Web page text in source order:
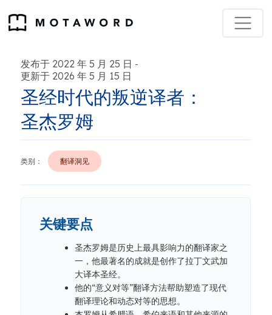
发布于 2022 年 5 月 25 日 -
更新于 2026 年 5 月 15 日
圣经时代的叛逆译者：
圣杰罗姆
类别： 翻译洞见
关键要点
圣杰罗姆是历史上最具影响力的翻译家之
一，他最著名的成就是创作了拉丁文武加
大译本圣经。
他的“意义对等”翻译方法帮助塑造了现代
翻译理论和动态对等的思想。